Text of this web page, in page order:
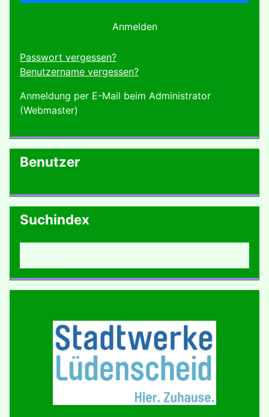
Anmelden
Passwort vergessen?
Benutzername vergessen?
Anmeldung per E-Mail beim Administrator
(Webmaster)
Benutzer
Suchindex